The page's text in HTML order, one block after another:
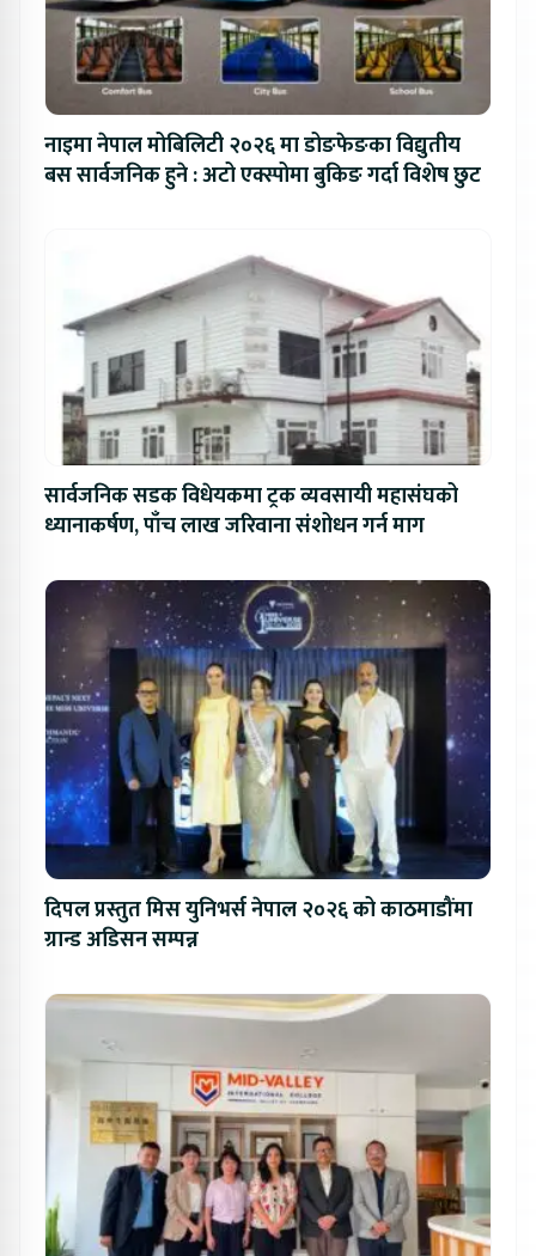
नाइमा नेपाल मोबिलिटी २०२६ मा डोङफेङका विद्युतीय
बस सार्वजनिक हुने : अटो एक्स्पोमा बुकिङ गर्दा विशेष छुट
सार्वजनिक सडक विधेयकमा ट्रक व्यवसायी महासंघको
ध्यानाकर्षण, पाँच लाख जरिवाना संशोधन गर्न माग
दिपल प्रस्तुत मिस युनिभर्स नेपाल २०२६ को काठमाडौंमा
ग्रान्ड अडिसन सम्पन्न